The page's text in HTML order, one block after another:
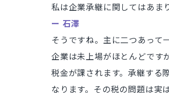
私は企業承継に関してはあま
ー 石澤
そうですね。主に二つあって
企業は未上場がほとんどです
税金が課されます。承継する
なります。その税の問題は実